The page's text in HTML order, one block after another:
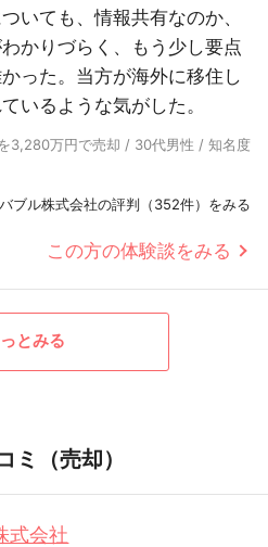
いても、情報共有なのか、
かりづらく、もう少し要点
った。当方が海外に移住し
いるような気がした。
3,280万円で売却 / 30代男性 / 知名度
ブル株式会社の評判（352件）をみる
この方の体験談をみる
とみる
ミ（売却）
式会社